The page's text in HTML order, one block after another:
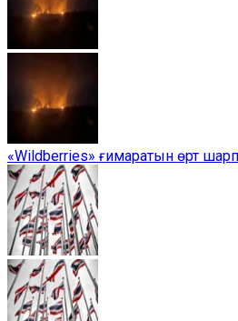
«Wildberries» ғимаратын өрт